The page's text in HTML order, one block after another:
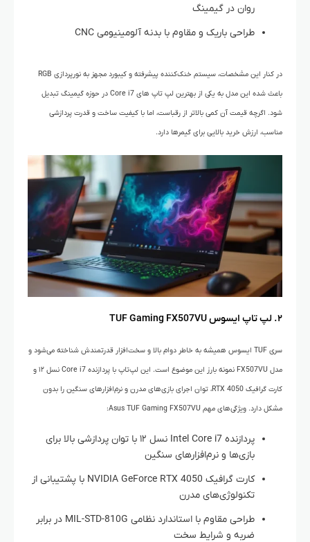
روان در گیمینگ
طراحی باریک و مقاوم با بدنه آلومینیومی CNC
در کنار این مشخصات، سیستم خنک‌کننده پیشرفته و کیبورد مجهز به نورپردازی RGB
باعث شده این مدل به یکی از بهترین لپ‌ تاپ‌ های Core i7 در حوزه گیمینگ تبدیل
شود. اگرچه قیمت آن کمی بالاتر از رقباست، اما با کیفیت ساخت و قدرت پردازشی
مناسب، ارزش خرید بالایی برای گیمرها دارد.
۲. لپ تاپ ایسوس TUF Gaming FX507VU
سری TUF ایسوس همیشه به خاطر دوام بالا و سخت‌افزار قدرتمندش شناخته می‌شود و
مدل FX507VU نمونه بارز این موضوع است. این لپ‌تاپ با پردازنده Core i7 نسل ۱۲ و
کارت گرافیک RTX 4050، توان اجرای بازی‌های مدرن و نرم‌افزارهای سنگین را بدون
مشکل دارد. ویژگی‌های مهم Asus TUF Gaming FX507VU:
پردازنده Intel Core i7 نسل ۱۲ با توان پردازشی بالا برای
بازی‌ها و نرم‌افزارهای سنگین
کارت گرافیک NVIDIA GeForce RTX 4050 با پشتیبانی از
تکنولوژی‌های مدرن
طراحی مقاوم با استاندارد نظامی MIL-STD-810G در برابر
ضربه و شرایط سخت